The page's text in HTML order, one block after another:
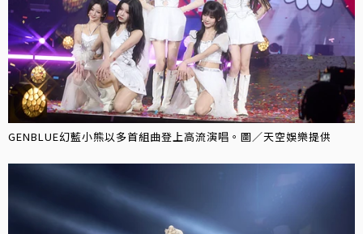
GENBLUE幻藍小熊以多首組曲登上高流演唱。圖／天空娛樂提供